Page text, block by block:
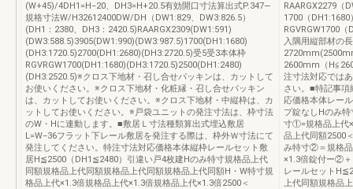
(W+45)/4DH1=H−20、DH3=H+20.5有効開口寸法算出式P.347—
規格寸法W/H32612400DW/DH（DW1:829、DW3:826.5）
(DH1：2380、DH3：2420.5)RAARGX2309(DW1:591)
(DW3:588.5)3905(DW1:990)(DW3:987.5)1700(DH1:1680)
(DH3:1720.5)2700(DH1:2680)(DH3:2720.5)受5受3本体枠
RGVRGW1700(DH1:1680)(DH3:1720.5)2500(DH1:2480)
(DH3:2520.5)※クロス下地材・召し合せパッキンは、カットして
お使いください。※クロス下地材・化粧縁・召し合せパッキン
は、カットしてお使いください。※クロス下地材・中縦枠は、カ
ットしてお使いください。※戸袋ユニットの発注寸法は、枠寸法
のW・Hに連動します。■敷居Ｌ寸法種類算出式埋込敷居
L=W−36フラット下レール敷居を発注する際は、枠外Ｗ寸法にて
発注してください。特注寸法対応価格本体縦枠レールセット敷
居H≦2500（DH1≦2480）引違い戸4枚建Hのみ特寸規格品上代
同額規格品上代同額規格品上代同額規格品上代同額H・W特寸規
格品上代×1.3倍規格品上代×1.3倍規格品上代×1.3倍2500＜
RAARGX2279（
1700（
RGVRGW1700
入隅用縦部材の
2600mm（
注寸法対応では
さい。■特記事項
応価格本体レー
プ錠なしHのみ
寸①=規格品上代
品上代同額2500
み特寸②＝規格品
×1.3倍錠付ー②＋
レールセット
上代同額規格品